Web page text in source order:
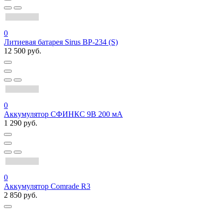
0
Литиевая батарея Sirus BP-234 (S)
12 500 руб.
0
Аккумулятор СФИНКС 9В 200 мА
1 290 руб.
0
Аккумулятор Comrade R3
2 850 руб.